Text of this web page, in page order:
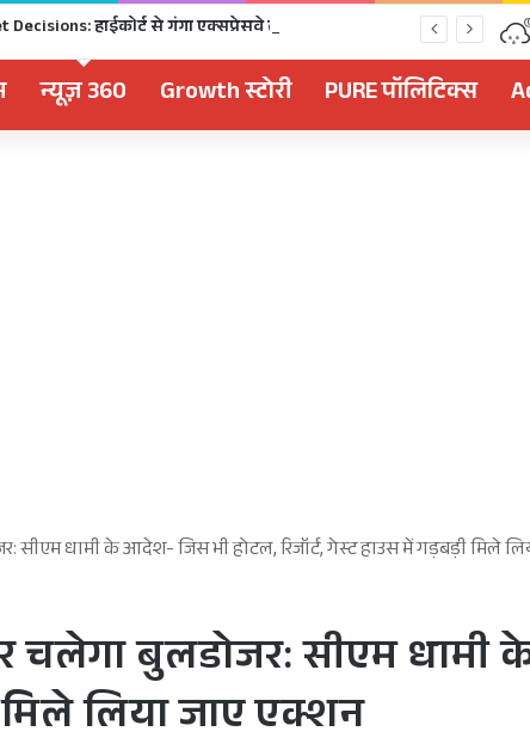
न्यूज़ 360 Growth स्टोरी PURE पॉलिटिक्स
सीएम धामी के आदेश- जिस भी होटल, रिजॉर्ट, गेस्ट हाउस में गड़बड़ी मिले
चलेगा बुलडोजर: सीएम
मिले लिया जाए एक्शन